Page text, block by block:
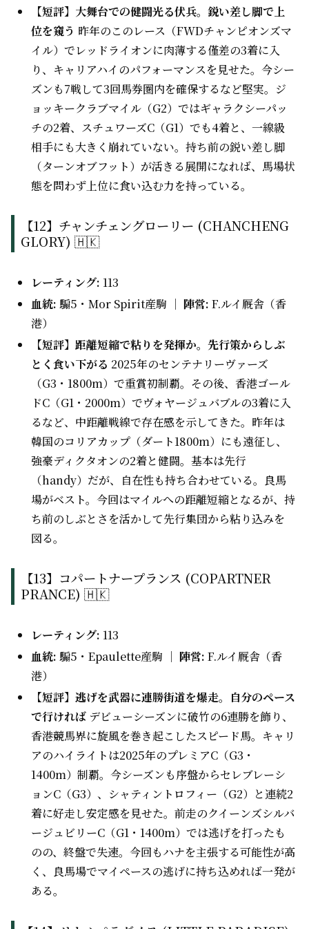
【短評】大舞台での健闘光る伏兵。鋭い差し脚で上
位を窺う 昨年のこのレース（FWDチャンピオンズマ
イル）でレッドライオンに肉薄する僅差の3着に入
り、キャリアハイのパフォーマンスを見せた。今シー
ズンも7戦して3回馬券圏内を確保するなど堅実。ジ
ョッキークラブマイル（G2）ではギャラクシーパッ
チの2着、スチュワーズC（G1）でも4着と、一線級
相手にも大きく崩れていない。持ち前の鋭い差し脚
（ターンオブフット）が活きる展開になれば、馬場状
態を問わず上位に食い込む力を持っている。
【12】チャンチェングローリー (CHANCHENG
GLORY) 🇭🇰
レーティング: 113
血統: 騸5・Mor Spirit産駒 ｜陣営: F.ルイ厩舎（香
港）
【短評】距離短縮で粘りを発揮か。先行策からしぶ
とく食い下がる 2025年のセンテナリーヴァーズ
（G3・1800m）で重賞初制覇。その後、香港ゴール
ドC（G1・2000m）でヴォヤージュバブルの3着に入
るなど、中距離戦線で存在感を示してきた。昨年は
韓国のコリアカップ（ダート1800m）にも遠征し、
強豪ディクタオンの2着と健闘。基本は先行
（handy）だが、自在性も持ち合わせている。良馬
場がベスト。今回はマイルへの距離短縮となるが、持
ち前のしぶとさを活かして先行集団から粘り込みを
図る。
【13】コパートナープランス (COPARTNER
PRANCE) 🇭🇰
レーティング: 113
血統: 騸5・Epaulette産駒 ｜陣営: F.ルイ厩舎（香
港）
【短評】逃げを武器に連勝街道を爆走。自分のペース
で行ければ デビューシーズンに破竹の6連勝を飾り、
香港競馬界に旋風を巻き起こしたスピード馬。キャリ
アのハイライトは2025年のプレミアC（G3・
1400m）制覇。今シーズンも序盤からセレブレーシ
ョンC（G3）、シャティントロフィー（G2）と連続2
着に好走し安定感を見せた。前走のクイーンズシルバ
ージュビリーC（G1・1400m）では逃げを打ったも
のの、終盤で失速。今回もハナを主張する可能性が高
く、良馬場でマイペースの逃げに持ち込めれば一発が
ある。